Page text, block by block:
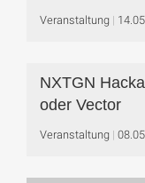
Veranstaltung
NXTGN
oder Vector
Veranstaltung